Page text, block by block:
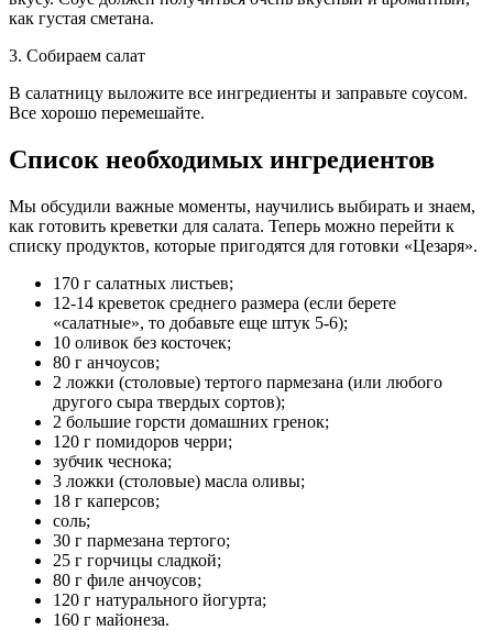
как густая сметана.
3. Собираем салат
В салатницу выложите все ингредиенты и заправьте соусом.
Все хорошо перемешайте.
Список необходимых ингредиентов
Мы обсудили важные моменты, научились выбирать и знаем,
как готовить креветки для салата. Теперь можно перейти к
списку продуктов, которые пригодятся для готовки «Цезаря».
170 г салатных листьев;
12-14 креветок среднего размера (если берете
«салатные», то добавьте еще штук 5-6);
10 оливок без косточек;
80 г анчоусов;
2 ложки (столовые) тертого пармезана (или любого
другого сыра твердых сортов);
2 большие горсти домашних гренок;
120 г помидоров черри;
зубчик чеснока;
3 ложки (столовые) масла оливы;
18 г каперсов;
соль;
30 г пармезана тертого;
25 г горчицы сладкой;
80 г филе анчоусов;
120 г натурального йогурта;
160 г майонеза.